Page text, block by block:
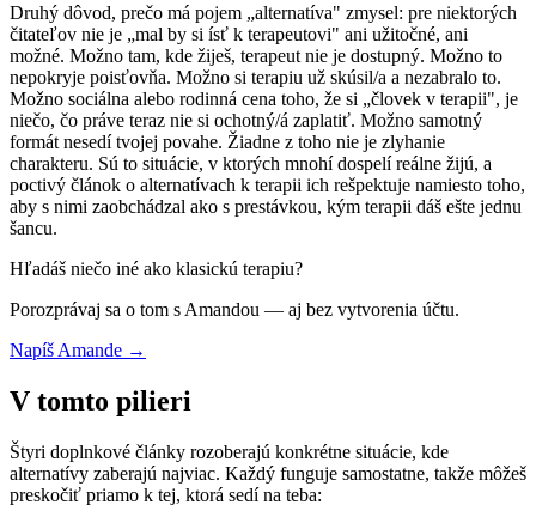
Druhý dôvod, prečo má pojem „alternatíva" zmysel: pre niektorých
čitateľov nie je „mal by si ísť k terapeutovi" ani užitočné, ani
možné. Možno tam, kde žiješ, terapeut nie je dostupný. Možno to
nepokryje poisťovňa. Možno si terapiu už skúsil/a a nezabralo to.
Možno sociálna alebo rodinná cena toho, že si „človek v terapii", je
niečo, čo práve teraz nie si ochotný/á zaplatiť. Možno samotný
formát nesedí tvojej povahe. Žiadne z toho nie je zlyhanie
charakteru. Sú to situácie, v ktorých mnohí dospelí reálne žijú, a
poctivý článok o alternatívach k terapii ich rešpektuje namiesto toho,
aby s nimi zaobchádzal ako s prestávkou, kým terapii dáš ešte jednu
šancu.
Hľadáš niečo iné ako klasickú terapiu?
Porozprávaj sa o tom s Amandou — aj bez vytvorenia účtu.
Napíš Amande →
V tomto pilieri
Štyri doplnkové články rozoberajú konkrétne situácie, kde
alternatívy zaberajú najviac. Každý funguje samostatne, takže môžeš
preskočiť priamo k tej, ktorá sedí na teba: